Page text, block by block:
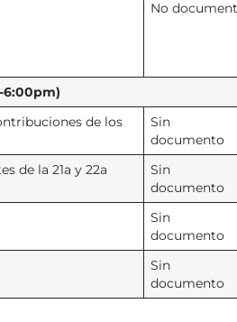
No document
6:00pm)
de los
Sin
documento
de la 21a y 22a
Sin
documento
Sin
documento
Sin
documento